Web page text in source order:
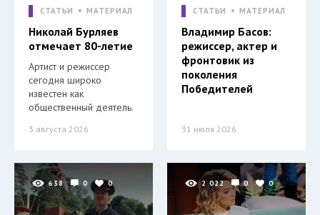
СТАТЬИ МАТЕРИАЛ
Николай Бурляев
отмечает 80-летие
Артист и режиссер
сегодня широко
известен как
общественный деятель.
3 августа 2026
СТАТЬИ МАТЕРИАЛ
Владимир Басов:
режиссер, актер и
фронтовик из
поколения
Победителей
31 июля 2026
638 0 0 2 022 0 0